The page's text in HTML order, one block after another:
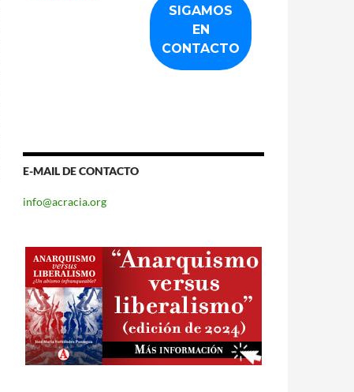
E-MAIL DE CONTACTO
info@acracia.org